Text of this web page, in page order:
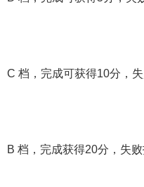
C 档，完成可获得10分，失
B 档，完成获得20分，失败